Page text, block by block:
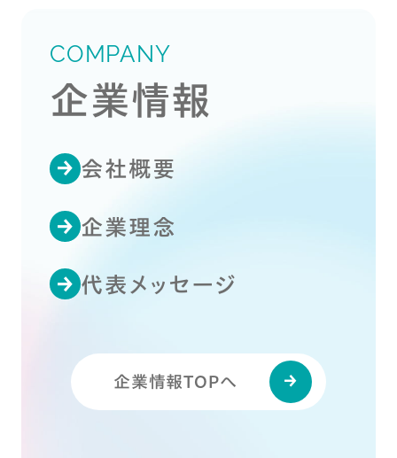
COMPANY
企業情報
会社概要
企業理念
代表メッセージ
企業情報TOPへ